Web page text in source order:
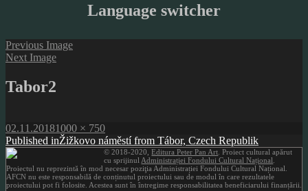
Language switcher
Previous Image
Next Image
Tabor2
Posted
on
02.11.2018Full
size
1000 × 750
Post
navigation
Published inŽižkovo náměstí from Tábor, Czech Republik
© 2018-2020,Editura Peter Pan Art . Proiect cultural apărut
cu sprijinul Administrației Fondului Cultural Național
Proiectul nu reprezintă în mod necesar poziţia Administrației Fondului Cultural Național.
AFCN nu este responsabilă de conținutul proiectului sau de modul în care rezultatele
proiectului pot fi folosite. Acestea sunt în întregime responsabilitatea beneficiarului finanțării.